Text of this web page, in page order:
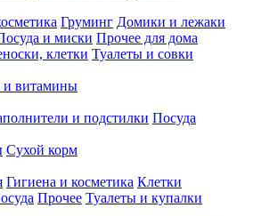
Груминг Домики и лежаки
и миски Прочее для дома
клетки Туалеты и совки
и витамины
и подстилки Посуда
Сухой корм
Гигиена и косметика Клетки
Прочее Туалеты и купалки